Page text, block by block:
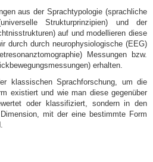
aus der Sprachtypologie (sprachliche
Strukturprinzipien) und der
auf und modellieren diese
durch durch neurophysiologische (EEG)
Messungen bzw.
erhalten.
klassischen Sprachforschung, um die
existiert und wie man diese gegenüber
oder klassifiziert, sondern in den
mit der eine bestimmte Form